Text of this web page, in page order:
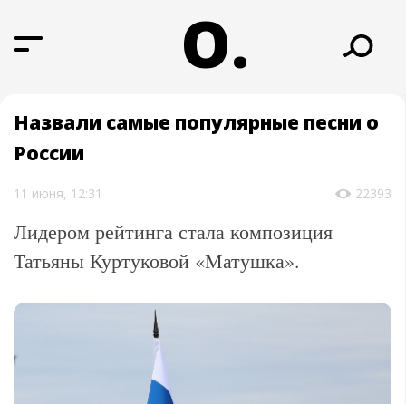
О.
Назвали самые популярные песни о
России
11 июня, 12:31 22393
Лидером рейтинга стала композиция
Татьяны Куртуковой «Матушка».